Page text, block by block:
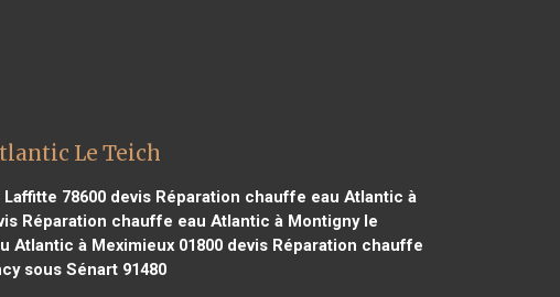
Le Teich
78600devis Réparation chauffe eau Atlantic à
Réparation chauffe eau Atlantic à Montigny le
Atlantic à Meximieux 01800 devis Réparation chauffe
sous Sénart 91480